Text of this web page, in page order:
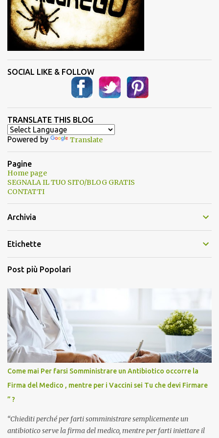
SOCIAL LIKE & FOLLOW
TRANSLATE THIS BLOG
Powered by Translate
Pagine
Home page
SEGNALA IL TUO SITO/BLOG GRATIS
CONTATTI
Archivia
Etichette
Post più Popolari
Come mai Per farsi Somministrare un Antibiotico occorre la
Firma del Medico , mentre per i Vaccini sei Tu che devi Firmare
” ?
“Chiediti perché per farti somministrare semplicemente un
antibiotico serve la firma del medico, mentre per farti iniettare il